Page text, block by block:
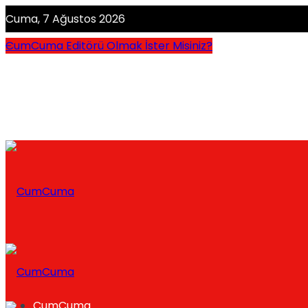
Cuma, 7 Ağustos 2026
CumCuma Editörü Olmak İster Misiniz?